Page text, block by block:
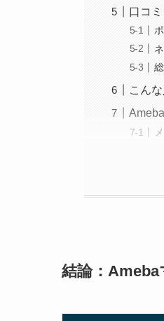
口コ
こん
結論：Ameba